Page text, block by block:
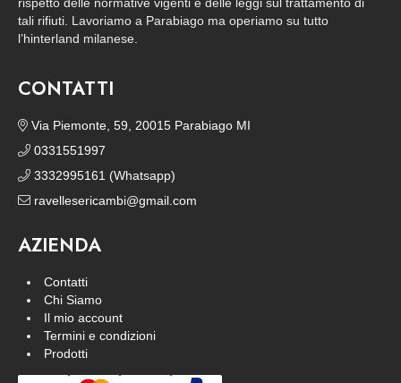
tali rifiuti. Lavoriamo a Parabiago ma operiamo su tutto
l’hinterland milanese.
CONTATTI
Via Piemonte, 59, 20015 Parabiago MI
0331551997
3332995161 (Whatsapp)
ravellesericambi@gmail.com
AZIENDA
Contatti
Chi Siamo
Il mio account
Termini e condizioni
Prodotti